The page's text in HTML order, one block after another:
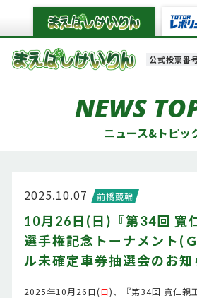
公式投票番
NEWS
ニュース&トピッ
2025.10.07 前橋競輪
10月26日(日)『第34回 寬
選手権記念トーナメント(
ル未確定車券抽選会のお知
2025年10月26日(日)、『第34回 寬仁親